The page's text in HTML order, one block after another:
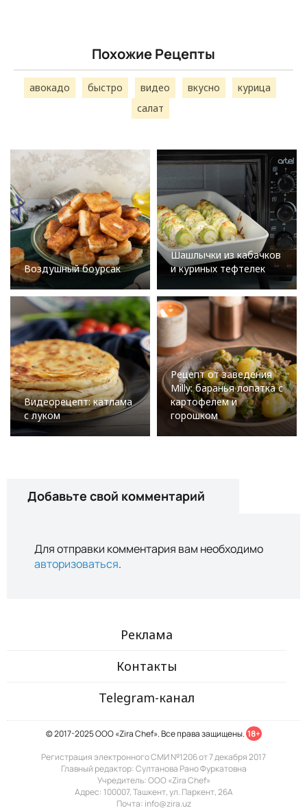
Похожие Рецепты
авокадо быстро видео вкусно
курица
салат
Воздушный боурсак
Шашлычки из кабачков
и куриных тефтелек
Видеорецепт: катлама
с луком
Рецепт от заведения
Milly: баранья лопатка с
картофелем и
горошком
Добавьте свой комментарий
Для отправки комментария вам необходимо
авторизоваться.
Реклама
Контакты
Telegram-канал
© 2017-2025 ООО «Zira Chef». Все права защищены. 18+
Регистрация электронного СМИ №1206 от 7 декабря 2017
Главный редактор: Султанова Рано Фуркатовна
Учредитель: ООО «Zira Chef»
Адрес: 100007, Ташкент, ул. Паркент, 26А
Почта: info@zira.uz